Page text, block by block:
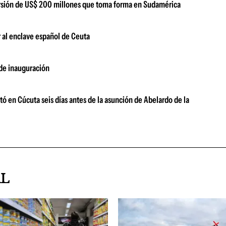
de US$ 200 millones que toma forma en Sudamérica
enclave español de Ceuta
inauguración
Cúcuta seis días antes de la asunción de Abelardo de la